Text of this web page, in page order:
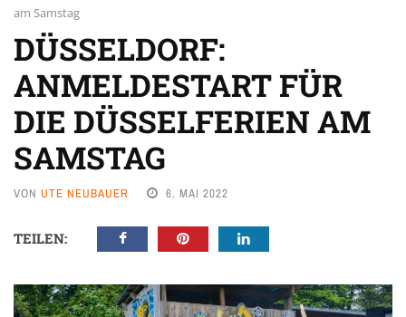
am Samstag
DÜSSELDORF:
ANMELDESTART FÜR
DIE DÜSSELFERIEN AM
SAMSTAG
VON UTE NEUBAUER 6. MAI 2022
TEILEN: